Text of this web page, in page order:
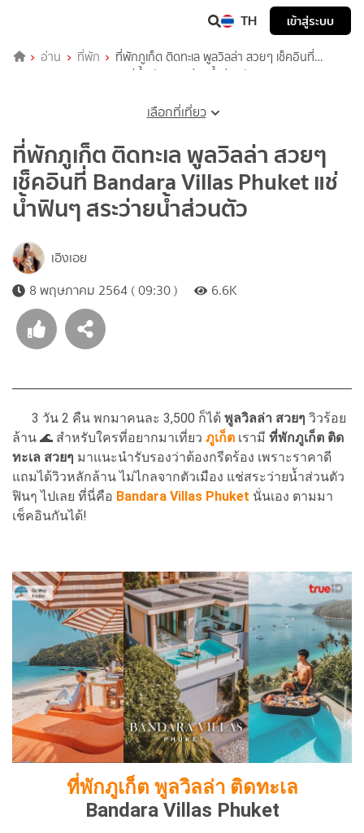
TH เข้าสู่ระบบ
อ่าน ที่พัก
ที่พักภูเก็ต ติดทะเล พูลวิลล่า สวยๆ เช็คอินที่
Bandara Villas Phuket แช่น้ำฟินๆ สระว่ายน้ำส่วนตัว
เลือกที่เที่ยว
ที่พักภูเก็ต ติดทะเล พูลวิลล่า สวยๆ
เช็คอินที่ Bandara Villas Phuket แช่
น้ำฟินๆ สระว่ายน้ำส่วนตัว
เอิงเอย
8 พฤษภาคม 2564 ( 09:30 )
6.6K
3 วัน 2 คืน พกมาคนละ 3,500 ก็ได้ พูลวิลล่า สวยๆ วิวร้อย
ล้าน 🌊 สำหรับใครที่อยากมาเที่ยว ภูเก็ต เรามี ที่พักภูเก็ต ติด
ทะเล สวยๆ มาแนะนำรับรองว่าต้องกรีดร้อง เพราะราคาดี
แถมได้วิวหลักล้าน ไม่ไกลจากตัวเมือง แช่สระว่ายน้ำส่วนตัว
ฟินๆ ไปเลย ที่นี่คือ Bandara Villas Phuket นั่นเอง ตามมา
เช็คอินกันได้!
ที่พักภูเก็ต พูลวิลล่า ติดทะเล
Bandara Villas Phuket